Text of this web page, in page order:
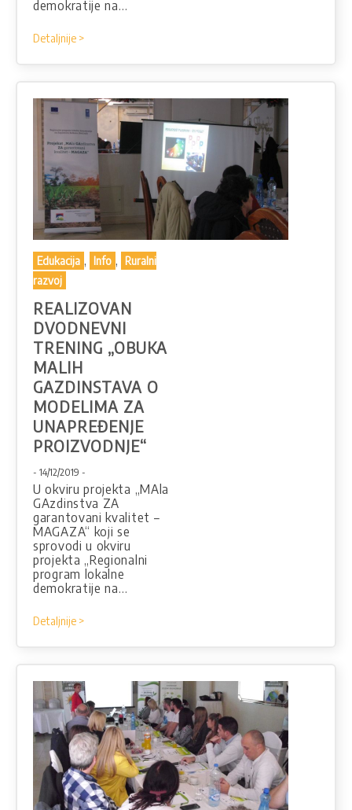
demokratije na…
Detaljnije >
Edukacija , Info ,
Ruralni
razvoj
REALIZOVAN
DVODNEVNI
TRENING „OBUKA
MALIH
GAZDINSTAVA O
MODELIMA ZA
UNAPREĐENJE
PROIZVODNJE“
- 14/12/2019 -
U okviru projekta „MAla
GAzdinstva ZA
garantovani kvalitet –
MAGAZA“ koji se
sprovodi u okviru
projekta „Regionalni
program lokalne
demokratije na…
Detaljnije >